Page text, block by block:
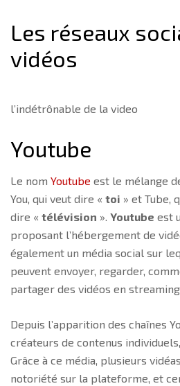
Les réseaux
vidéos
l’indétrônable de la video
Youtube
Le nom Youtube est le mélange
You, qui veut dire « toi » et Tube,
dire « télévision ». Youtube est
proposant l’hébergement de
également un média social sur
peuvent envoyer, regarder,
partager des vidéos en
Depuis l’apparition des chaînes
créateurs de contenus
Grâce à ce média, plusieurs
notoriété sur la plateforme, et